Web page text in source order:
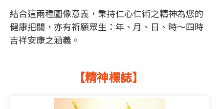
結合這兩種圖像意義，秉持仁心仁術之精神為您的
健康把關，亦有祈願眾生：年、月、日、時～四時
吉祥安康之涵義。
【精神標誌】